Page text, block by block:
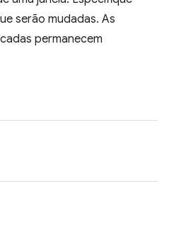
serão mudadas. As
permanecem